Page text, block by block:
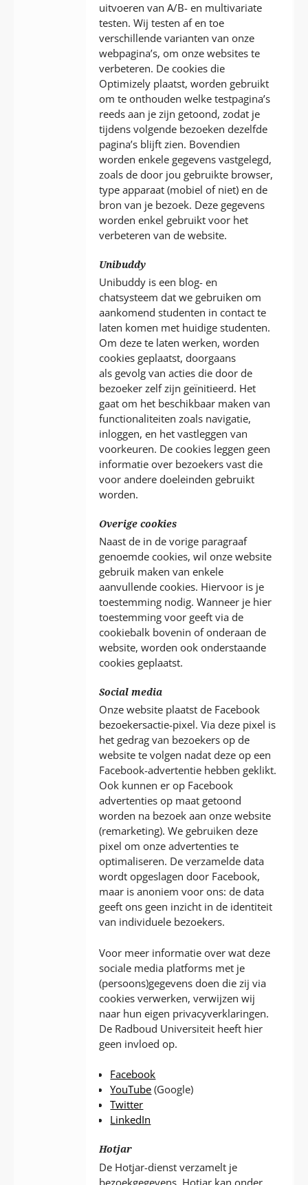
uitvoeren van A/B- en multivariate
testen. Wij testen af en toe
verschillende varianten van onze
webpagina’s, om onze websites te
verbeteren. De cookies die
Optimizely plaatst, worden gebruikt
om te onthouden welke testpagina’s
reeds aan je zijn getoond, zodat je
tijdens volgende bezoeken dezelfde
pagina’s blijft zien. Bovendien
worden enkele gegevens vastgelegd,
zoals de door jou gebruikte browser,
type apparaat (mobiel of niet) en de
bron van je bezoek. Deze gegevens
worden enkel gebruikt voor het
verbeteren van de website.
Unibuddy
Unibuddy is een blog- en
chatsysteem dat we gebruiken om
aankomend studenten in contact te
laten komen met huidige studenten.
Om deze te laten werken, worden
cookies geplaatst, doorgaans
als gevolg van acties die door de
bezoeker zelf zijn geïnitieerd. Het
gaat om het beschikbaar maken van
functionaliteiten zoals navigatie,
inloggen, en het vastleggen van
voorkeuren. De cookies leggen geen
informatie over bezoekers vast die
voor andere doeleinden gebruikt
worden.
Overige cookies
Naast de in de vorige paragraaf
genoemde cookies, wil onze website
gebruik maken van enkele
aanvullende cookies. Hiervoor is je
toestemming nodig. Wanneer je hier
toestemming voor geeft via de
cookiebalk bovenin of onderaan de
website, worden ook onderstaande
cookies geplaatst.
Social media
Onze website plaatst de Facebook
bezoekersactie-pixel. Via deze pixel is
het gedrag van bezoekers op de
website te volgen nadat deze op een
Facebook-advertentie hebben geklikt.
Ook kunnen er op Facebook
advertenties op maat getoond
worden na bezoek aan onze website
(remarketing). We gebruiken deze
pixel om onze advertenties te
optimaliseren. De verzamelde data
wordt opgeslagen door Facebook,
maar is anoniem voor ons: de data
geeft ons geen inzicht in de identiteit
van individuele bezoekers.
Voor meer informatie over wat deze
sociale media platforms met je
(persoons)gegevens doen die zij via
cookies verwerken, verwijzen wij
naar hun eigen privacyverklaringen.
De Radboud Universiteit heeft hier
geen invloed op.
Facebook
YouTube (Google)
Twitter
LinkedIn
Hotjar
De Hotjar-dienst verzamelt je
bezoekgegevens. Hotjar kan onder